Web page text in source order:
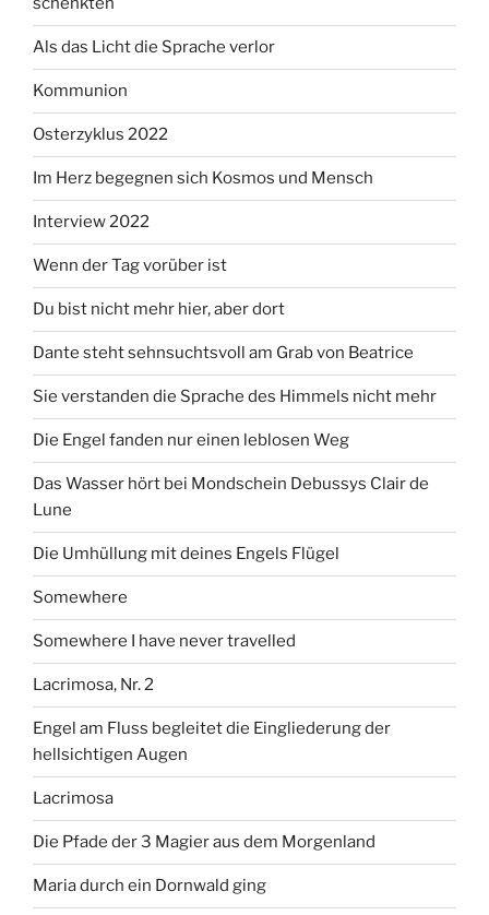
Als das Licht die Sprache verlor
Kommunion
Osterzyklus 2022
Im Herz begegnen sich Kosmos und Mensch
Interview 2022
Wenn der Tag vorüber ist
Du bist nicht mehr hier, aber dort
Dante steht sehnsuchtsvoll am Grab von Beatrice
Sie verstanden die Sprache des Himmels nicht mehr
Die Engel fanden nur einen leblosen Weg
Das Wasser hört bei Mondschein Debussys Clair de
Lune
Die Umhüllung mit deines Engels Flügel
Somewhere
Somewhere I have never travelled
Lacrimosa, Nr. 2
Engel am Fluss begleitet die Eingliederung der
hellsichtigen Augen
Lacrimosa
Die Pfade der 3 Magier aus dem Morgenland
Maria durch ein Dornwald ging